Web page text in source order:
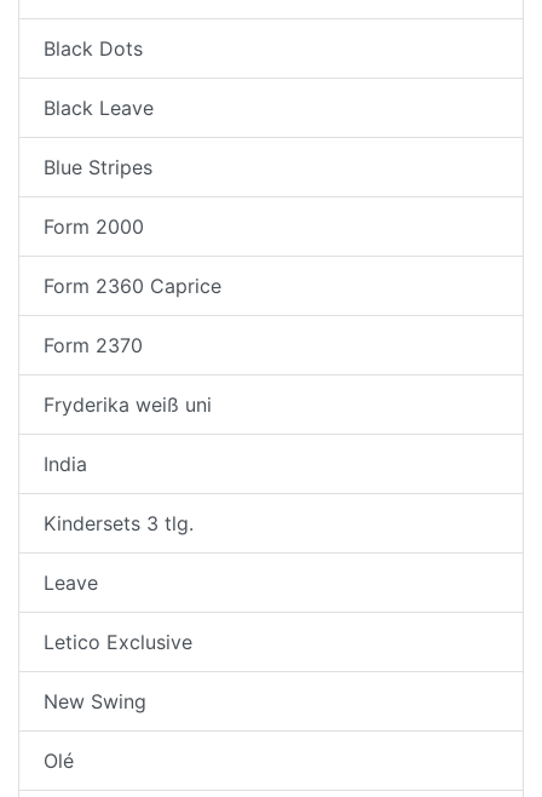
Black Dots
Black Leave
Blue Stripes
Form 2000
Form 2360 Caprice
Form 2370
Fryderika weiß uni
India
Kindersets 3 tlg.
Leave
Letico Exclusive
New Swing
Olé